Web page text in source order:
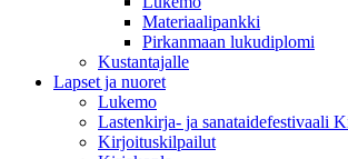
Materiaalipankki
Pirkanmaan lukudiplomi
Kustantajalle
Lapset ja nuoret
Lukemo
Lastenkirja- ja sanataidefestivaali
Kirjoituskilpailut